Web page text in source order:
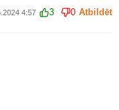
4:57 3 0 Atbildēt